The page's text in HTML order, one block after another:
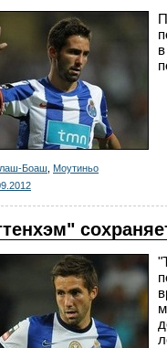
Боаш
Моутиньо